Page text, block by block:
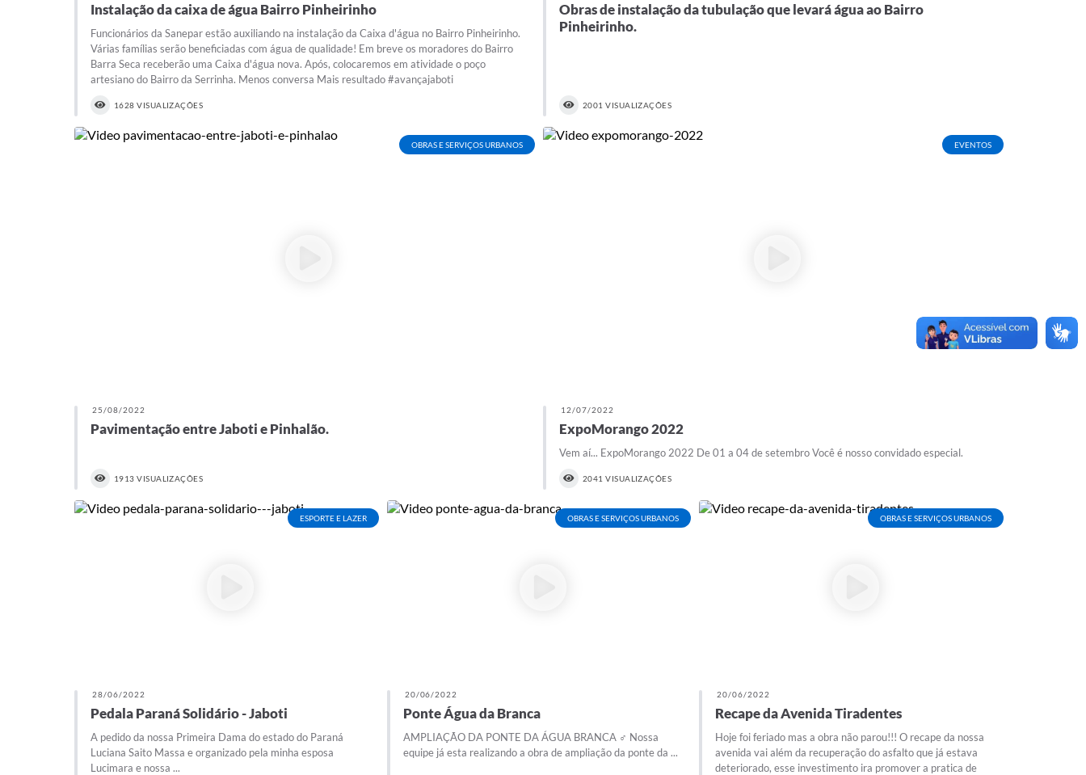
Instalação da caixa de água Bairro Pinheirinho
Funcionários da Sanepar estão auxiliando na instalação da Caixa d'água no Bairro Pinheirinho.
Várias famílias serão beneficiadas com água de qualidade! Em breve os moradores do Bairro
Barra Seca receberão uma Caixa d'água nova. Após, colocaremos em atividade o poço
artesiano do Bairro da Serrinha. Menos conversa Mais resultado #avançajaboti
1628 VISUALIZAÇÕES
Obras de instalação da tubulação que levará água ao Bairro
Pinheirinho.
2001 VISUALIZAÇÕES
OBRAS E SERVIÇOS URBANOS
25/08/2022
Pavimentação entre Jaboti e Pinhalão.
1913 VISUALIZAÇÕES
EVENTOS
12/07/2022
ExpoMorango 2022
Vem aí... ExpoMorango 2022 De 01 a 04 de setembro Você é nosso convidado especial.
2041 VISUALIZAÇÕES
ESPORTE E LAZER
28/06/2022
Pedala Paraná Solidário - Jaboti
A pedido da nossa Primeira Dama do estado do Paraná
Luciana Saito Massa e organizado pela minha esposa
Lucimara e nossa ...
OBRAS E SERVIÇOS URBANOS
20/06/2022
Ponte Água da Branca
AMPLIAÇÃO DA PONTE DA ÁGUA BRANCA ‍♂️ Nossa
equipe já esta realizando a obra de ampliação da ponte da ...
OBRAS E SERVIÇOS URBANOS
20/06/2022
Recape da Avenida Tiradentes
Hoje foi feriado mas a obra não parou!!! O recape da nossa
avenida vai além da recuperação do asfalto que já estava
deteriorado, esse investimento ira promover a pratica de